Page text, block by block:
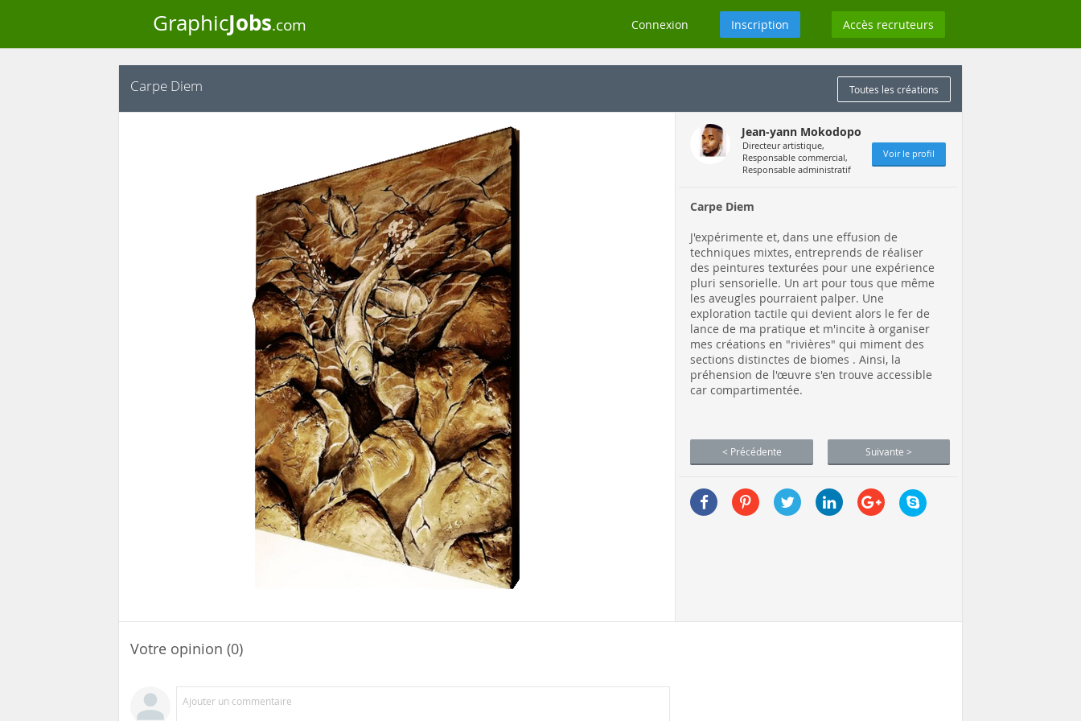
GraphicJobs.com Connexion Inscription Accès recruteurs
Carpe Diem Toutes les créations
Jean-yann Mokodopo
Directeur artistique,
Responsable commercial,
Responsable administratif
Voir le profil
Carpe Diem
J'expérimente et, dans une effusion de
techniques mixtes, entreprends de réaliser
des peintures texturées pour une expérience
pluri sensorielle. Un art pour tous que même
les aveugles pourraient palper. Une
exploration tactile qui devient alors le fer de
lance de ma pratique et m'incite à organiser
mes créations en "rivières" qui miment des
sections distinctes de biomes . Ainsi, la
préhension de l'œuvre s'en trouve accessible
car compartimentée.
< Précédente Suivante >
Votre opinion (0)
Ajouter un commentaire